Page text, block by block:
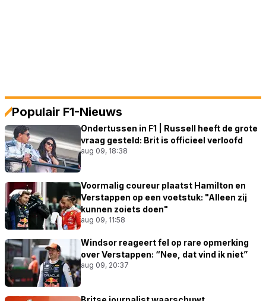
Populair F1-Nieuws
Ondertussen in F1 | Russell heeft de grote
vraag gesteld: Brit is officieel verloofd
aug 09, 18:38
Voormalig coureur plaatst Hamilton en
Verstappen op een voetstuk: "Alleen zij
kunnen zoiets doen"
aug 09, 11:58
Windsor reageert fel op rare opmerking
over Verstappen: “Nee, dat vind ik niet”
aug 09, 20:37